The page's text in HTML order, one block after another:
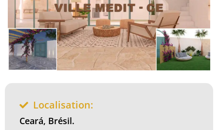
Localisation:
Ceará, Brésil.